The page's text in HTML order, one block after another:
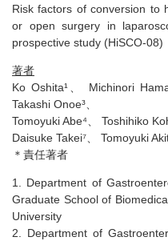
Risk factors of conversion to
or open surgery in
prospective study (HiSCO-08)
著者
Ko Oshita¹、 Michinori
Takashi Onoe³、
Tomoyuki Abe⁴、 Toshihiko
Daisuke Takei⁷、 Tomoyuki
＊責任著者
1. Department of
Graduate School of
University
2. Department of